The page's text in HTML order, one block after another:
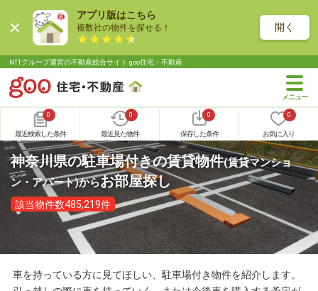
アプリ版はこちら
複数社の物件を探せる！ 開く
NTTグループ運営の不動産総合サイト goo住宅・不動産
0
最近検索した条件
0
最近見た物件
0
保存した条件
0
お気に入り
神奈川県の駐車場付きの賃貸物件(賃貸マンショ
ン・アパート)からお部屋探し
該当物件数485,219件
車を持っている方に見てほしい、駐車場付き物件を紹介します。